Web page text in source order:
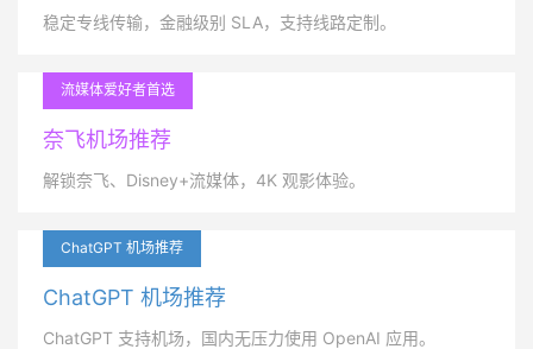
稳定专线传输，金融级别 SLA，支持线路定制。
流媒体爱好者首选
奈飞机场推荐
解锁奈飞、Disney+流媒体，4K 观影体验。
ChatGPT 机场推荐
ChatGPT 机场推荐
ChatGPT 支持机场，国内无压力使用 OpenAI 应用。